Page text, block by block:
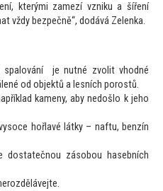
kterými zamezí vzniku a šíření
vždy bezpečně“, dodává Zelenka.
spalování je nutné zvolit vhodné
od objektů a lesních porostů.
kameny, aby nedošlo k jeho
hořlavé látky – naftu, benzín
zásobou hasebních